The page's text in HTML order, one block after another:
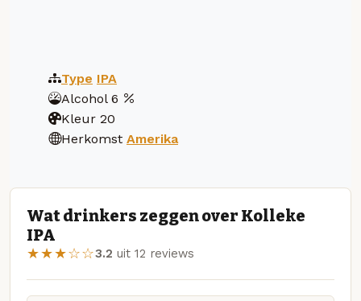
Type IPA
Alcohol 6
Kleur 20
Herkomst Amerika
Wat drinkers zeggen over Kolleke
IPA
★★★☆☆3.2 uit 12 reviews